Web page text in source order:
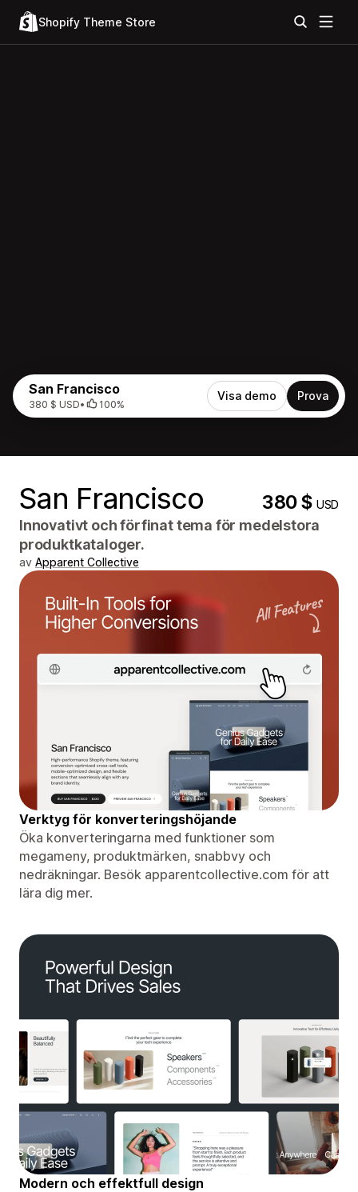
Shopify Theme Store
San Francisco
380 $ USD• 100%
Visa demo Prova
San Francisco 380 $USD
Innovativt och förfinat tema för medelstora
produktkataloger.
av Apparent Collective
Verktyg för konverteringshöjande
Öka konverteringarna med funktioner som
megameny, produktmärken, snabbvy och
nedräkningar. Besök apparentcollective.com för att
lära dig mer.
Modern och effektfull design